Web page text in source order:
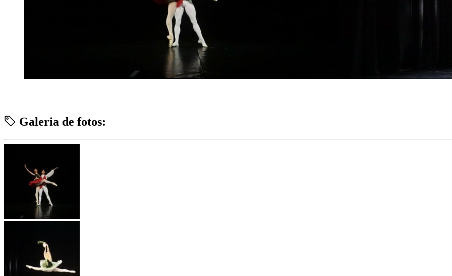
Galeria de fotos: